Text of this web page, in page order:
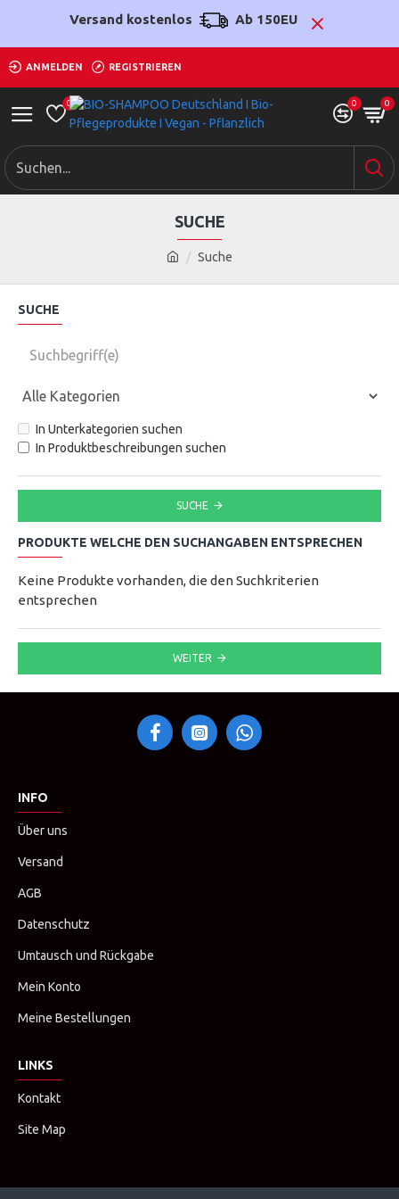
Versand kostenlos Ab 150EU
ANMELDEN REGISTRIEREN
0 0 0
Suche
SUCHE
SUCHE
In Unterkategorien suchen
In Produktbeschreibungen suchen
SUCHE
PRODUKTE WELCHE DEN SUCHANGABEN ENTSPRECHEN
Keine Produkte vorhanden, die den Suchkriterien
entsprechen
WEITER
INFO
Über uns
Versand
AGB
Datenschutz
Umtausch und Rückgabe
Mein Konto
Meine Bestellungen
LINKS
Kontakt
Site Map